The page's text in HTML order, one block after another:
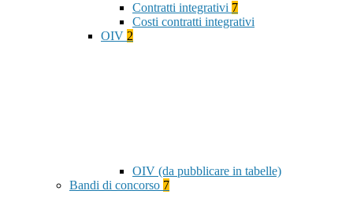
Contratti integrativi 7
Costi contratti integrativi
OIV 2
OIV (da pubblicare in tabelle)
Bandi di concorso 7